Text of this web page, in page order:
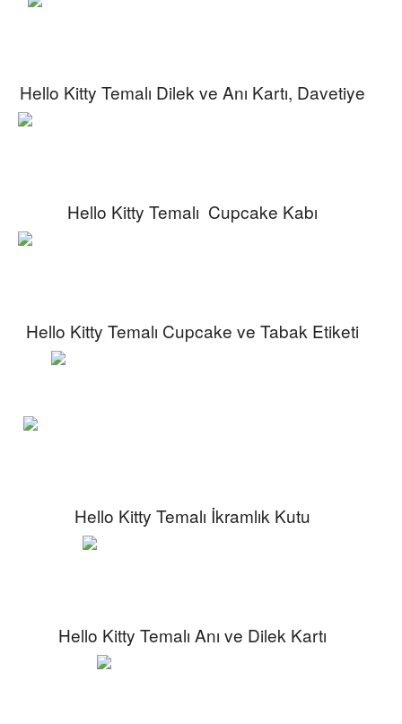
Hello Kitty Temalı Dilek ve Anı Kartı, Davetiye
Hello Kitty Temalı Cupcake Kabı
Hello Kitty Temalı Cupcake ve Tabak Etiketi
Hello Kitty Temalı İkramlık Kutu
Hello Kitty Temalı Anı ve Dilek Kartı